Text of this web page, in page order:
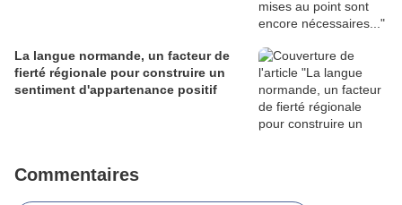
La langue normande, un facteur de
fierté régionale pour construire un
sentiment d'appartenance positif
Commentaires